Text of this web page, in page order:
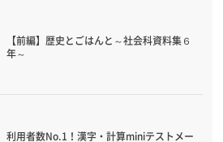
【前編】歴史とごはんと～社会科資料集６
年～
利用者数No.1！漢字・計算miniテストメー